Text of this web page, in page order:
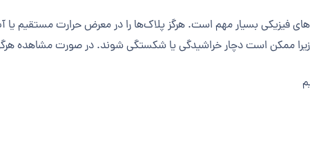
فیزیکی بسیار مهم است. هرگز پلاک‌ها را در معرض حرارت مستقیم یا
ممکن است دچار خراشیدگی یا شکستگی شوند. در صورت مشاهده